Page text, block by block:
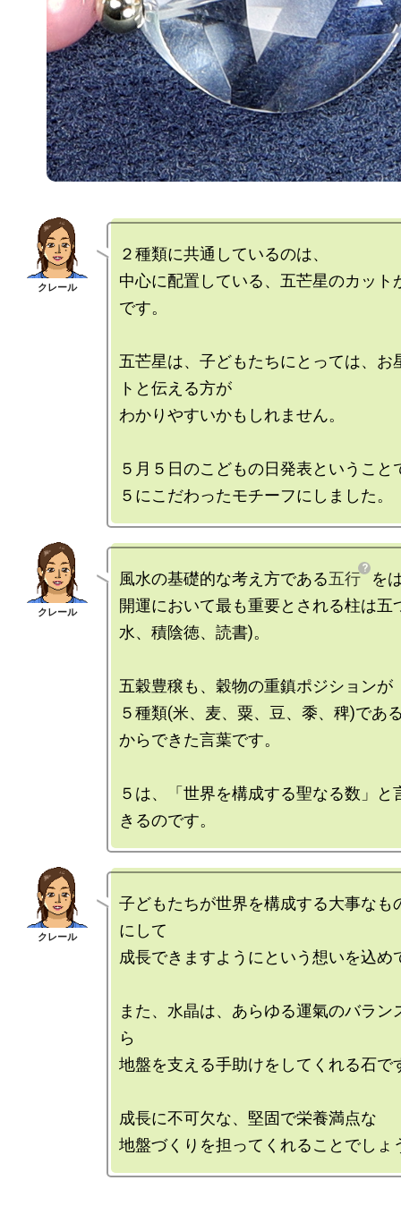
２種類に共通しているのは、
中心に配置している、五芒星のカット
です。
五芒星は、子どもたちにとっては、お
トと伝える方が
わかりやすいかもしれません。
５月５日のこどもの日発表ということ
風水の基礎的な考え方である五行
を
開運において最も重要とされる柱は五
水、積陰徳、読書)。
五穀豊穣も、穀物の重鎮ポジションが
５種類(米、麦、粟、豆、黍、稗)であ
からできた言葉です。
５は、「世界を構成する聖なる数」と
子どもたちが世界を構成する大事なも
にして
成長できますようにという想いを込め
また、水晶は、あらゆる運氣のバラン
ら
地盤を支える手助けをしてくれる石で
成長に不可欠な、堅固で栄養満点な